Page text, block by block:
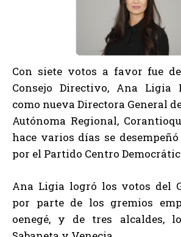
Con siete votos a favor fue
Consejo Directivo, Ana Ligia
como nueva Directora General
Autónoma Regional,
hace varios días se
por el Partido Centro
Ana Ligia logró los votos del
por parte de los gremios
oenegé, y de tres alcaldes,